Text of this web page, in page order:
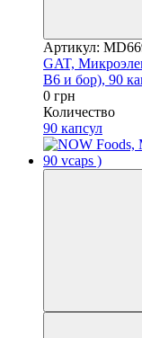
Артикул:
GAT,
B6 и бор), 90
0 грн
Количество
90 капсул